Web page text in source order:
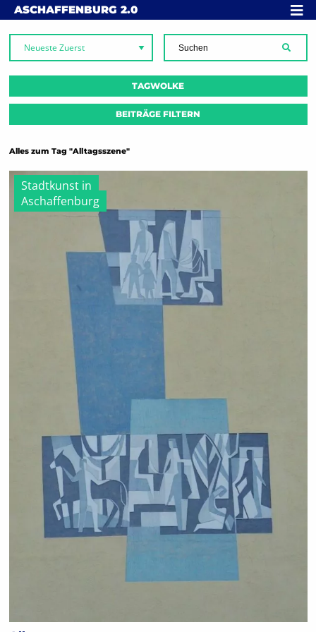
Skip to content
ASCHAFFENBURG 2.0 MENÜ
TAGWOLKE
BEITRÄGE FILTERN
Alles zum Tag "Alltagsszene"
Stadtkunst in
Aschaffenburg